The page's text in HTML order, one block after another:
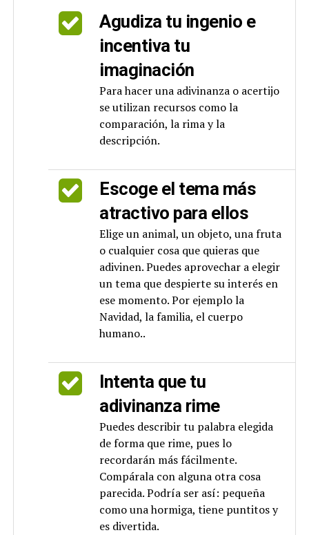
Agudiza tu ingenio e
incentiva tu
imaginación
Para hacer una adivinanza o acertijo
se utilizan recursos como la
comparación, la rima y la
descripción.
Escoge el tema más
atractivo para ellos
Elige un animal, un objeto, una fruta
o cualquier cosa que quieras que
adivinen. Puedes aprovechar a elegir
un tema que despierte su interés en
ese momento. Por ejemplo la
Navidad, la familia, el cuerpo
humano..
Intenta que tu
adivinanza rime
Puedes describir tu palabra elegida
de forma que rime, pues lo
recordarán más fácilmente.
Compárala con alguna otra cosa
parecida. Podría ser así: pequeña
como una hormiga, tiene puntitos y
es divertida.